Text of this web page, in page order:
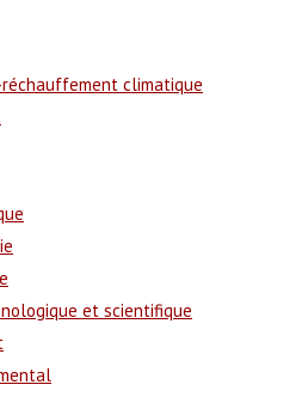
climatique
et scientifique